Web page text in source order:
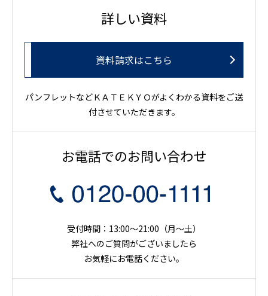
詳しい資料
資料請求はこちら
パンフレットなどＫＡＴＥＫＹＯがよくわかる資料をご送
付させていただきます。
お電話でのお問い合わせ
受付時間：13:00～21:00（月〜土）
弊社へのご質問がございましたら
お気軽にお電話ください。